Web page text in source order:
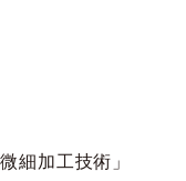
細加工技術」